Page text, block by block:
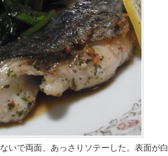
いで両面、あっさりソテーした。表面が白